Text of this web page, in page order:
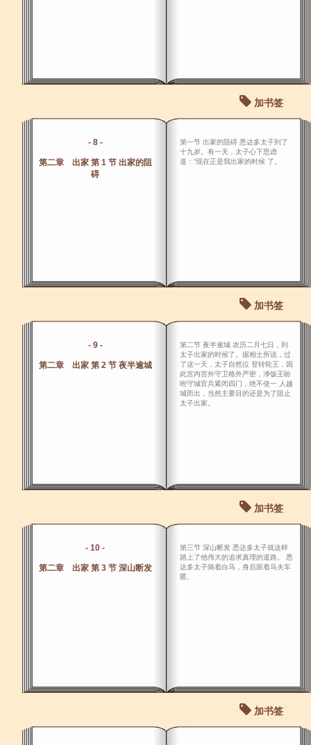
加书签
- 8 -
第二章 出家 第 1 节 出家的阻
碍
第一节 出家的阻碍 悉达多太子到了
十九岁。有一天，太子心下思虑
道：“现在正是我出家的时候 了。
加书签
- 9 -
第二章 出家 第 2 节 夜半逾城
第二节 夜半逾城 农历二月七日，到
太子出家的时候了。据相士所说，过
了这一天，太子自然位 登转轮王，因
此宫内宫外守卫格外严密，净饭王吩
咐守城官兵紧闭四门，绝不使一 人越
城而出，当然主要目的还是为了阻止
太子出家。
加书签
- 10 -
第二章 出家 第 3 节 深山断发
第三节 深山断发 悉达多太子就这样
踏上了他伟大的追求真理的道路。 悉
达多太子骑着白马，身后跟着马夫车
匿。
加书签